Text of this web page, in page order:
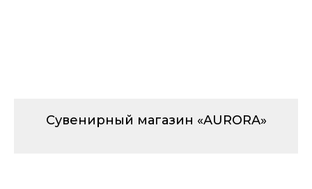
Сувенирный магазин «AURORA»